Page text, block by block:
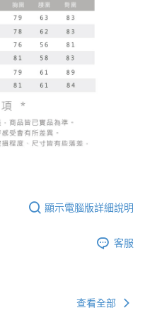
顯示電腦版詳細說明
客服
查看全部